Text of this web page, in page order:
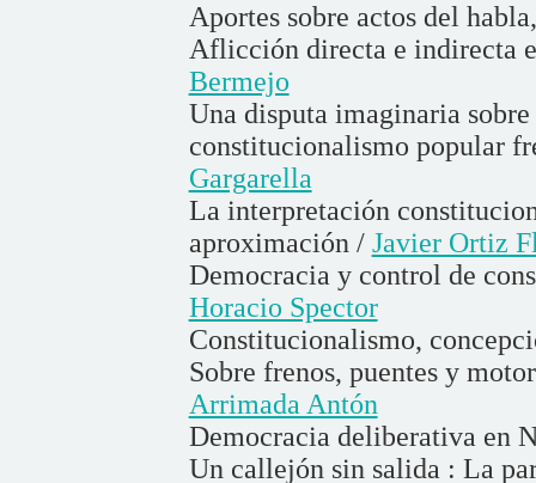
Aportes sobre actos del
Aflicción directa e indirecta
Bermejo
Una disputa imaginaria
constitucionalismo popular
Gargarella
La interpretación
aproximación / Javier Ortiz
Democracia y control de
Horacio Spector
Constitucionalismo,
Sobre frenos, puentes y
Arrimada Antón
Democracia deliberativa en
Un callejón sin salida : La